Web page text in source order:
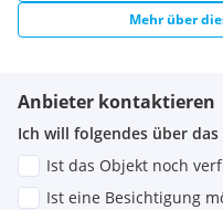
Mehr über
Anbieter kontaktieren
Ich will folgendes über
Ist das Objekt noch
Ist eine Besichtigung